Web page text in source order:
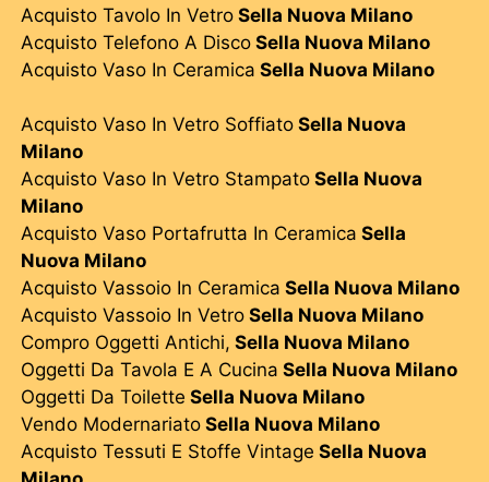
Acquisto Tavolo In Vetro Sella Nuova Milano
Acquisto Telefono A Disco Sella Nuova Milano
Acquisto Vaso In Ceramica Sella Nuova Milano
Acquisto Vaso In Vetro Soffiato Sella Nuova
Milano
Acquisto Vaso In Vetro Stampato Sella Nuova
Milano
Acquisto Vaso Portafrutta In Ceramica Sella
Nuova Milano
Acquisto Vassoio In Ceramica Sella Nuova Milano
Acquisto Vassoio In Vetro Sella Nuova Milano
Compro Oggetti Antichi, Sella Nuova Milano
Oggetti Da Tavola E A Cucina Sella Nuova Milano
Oggetti Da Toilette Sella Nuova Milano
Vendo Modernariato Sella Nuova Milano
Acquisto Tessuti E Stoffe Vintage Sella Nuova